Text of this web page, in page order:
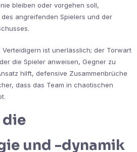
bleiben oder vorgehen soll,
angreifenden Spielers und der
Verteidigern ist unerlässlich; der Torwart
die Spieler anweisen, Gegner zu
hilft, defensive Zusammenbrüche
dass das Team in chaotischen
die
und -dynamik